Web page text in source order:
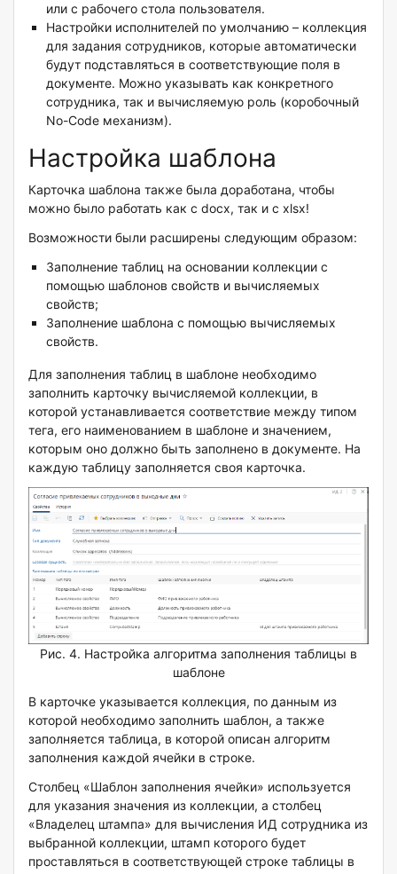
или с рабочего стола пользователя.
Настройки исполнителей по умолчанию – коллекция
для задания сотрудников, которые автоматически
будут подставляться в соответствующие поля в
документе. Можно указывать как конкретного
сотрудника, так и вычисляемую роль (коробочный
No-Code механизм).
Настройка шаблона
Карточка шаблона также была доработана, чтобы
можно было работать как с docx, так и с xlsx!
Возможности были расширены следующим образом:
Заполнение таблиц на основании коллекции с
помощью шаблонов свойств и вычисляемых
свойств;
Заполнение шаблона с помощью вычисляемых
свойств.
Для заполнения таблиц в шаблоне необходимо
заполнить карточку вычисляемой коллекции, в
которой устанавливается соответствие между типом
тега, его наименованием в шаблоне и значением,
которым оно должно быть заполнено в документе. На
каждую таблицу заполняется своя карточка.
Рис. 4. Настройка алгоритма заполнения таблицы в
шаблоне
В карточке указывается коллекция, по данным из
которой необходимо заполнить шаблон, а также
заполняется таблица, в которой описан алгоритм
заполнения каждой ячейки в строке.
Столбец «Шаблон заполнения ячейки» используется
для указания значения из коллекции, а столбец
«Владелец штампа» для вычисления ИД сотрудника из
выбранной коллекции, штамп которого будет
проставляться в соответствующей строке таблицы в